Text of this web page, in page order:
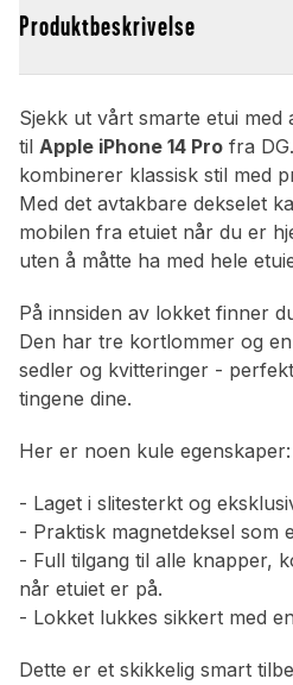
Produktbeskrivelse
Sjekk ut vårt smarte etui med
til Apple iPhone 14 Pro fra
kombinerer klassisk stil med
Med det avtakbare dekselet
mobilen fra etuiet når du er
uten å måtte ha med hele
På innsiden av lokket finner
Den har tre kortlommer og
sedler og kvitteringer -
tingene dine.
Her er noen kule egenskaper:
- Laget i slitesterkt og
- Praktisk magnetdeksel som
- Full tilgang til alle knapper,
når etuiet er på.
- Lokket lukkes sikkert med
Dette er et skikkelig smart